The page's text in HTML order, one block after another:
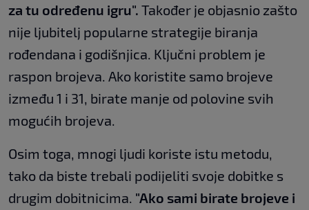
za tu određenu igru". Također je objasnio zašto
nije ljubitelj popularne strategije biranja
rođendana i godišnjica. Ključni problem je
raspon brojeva. Ako koristite samo brojeve
između 1 i 31, birate manje od polovine svih
mogućih brojeva.
Osim toga, mnogi ljudi koriste istu metodu,
tako da biste trebali podijeliti svoje dobitke s
drugim dobitnicima. "Ako sami birate brojeve i